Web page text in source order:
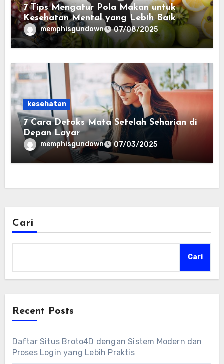
7 Tips Mengatur Pola Makan untuk
Kesehatan Mental yang Lebih Baik
memphisgundown 07/08/2025
kesehatan
7 Cara Detoks Mata Setelah Seharian di
Depan Layar
memphisgundown 07/03/2025
Cari
Cari
Recent Posts
Daftar Situs Broto4D dengan Sistem Modern dan
Proses Login yang Lebih Praktis